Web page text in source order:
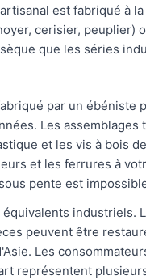
est fabriqué à
cerisier, peuplier)
que les séries
par un ébéniste
Les
et les vis à bois
et les ferrures à
pente est
industriels.
peuvent être
Les
représentent